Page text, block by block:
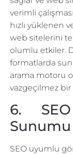
verimli
hızlı yüklenen
web sitelerini
olumlu etkiler.
formatlarda
arama motoru
vazgeçilmez bir
6. SEO
Sunumu
SEO uyumlu